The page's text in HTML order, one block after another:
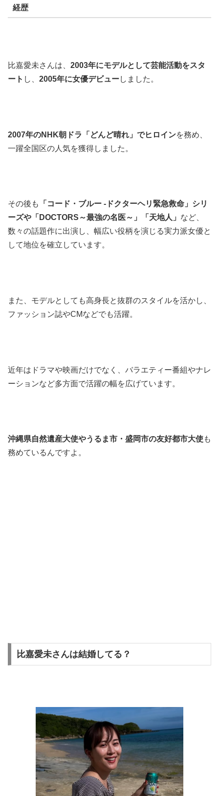
経歴
比嘉愛未さんは、 2003年にモデルとして芸能活動をスタ
ート し、 2005年に女優デビューしました。
2007年のNHK朝ドラ「どんど晴れ」でヒロインを務め、
一躍全国区の人気を獲得しました。
その後も
「コード・ブルー -ドクターヘリ緊急救命」シリ
ーズや「DOCTORS～最強の名医～」「天地人」 など、
数々の話題作に出演し、幅広い役柄を演じる実力派女優と
して地位を確立しています。
また、モデルとしても高身長と抜群のスタイルを活かし、
ファッション誌やCMなどでも活躍。
近年はドラマや映画だけでなく、バラエティー番組やナレ
ーションなど多方面で活躍の幅を広げています。
沖縄県自然遺産大使やうるま市・盛岡市の友好都市大使も
務めているんですよ。
比嘉愛未さんは結婚してる？